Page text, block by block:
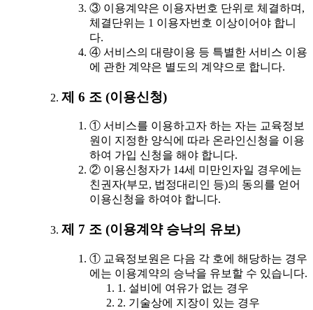
③ 이용계약은 이용자번호 단위로 체결하며,
체결단위는 1 이용자번호 이상이어야 합니
다.
④ 서비스의 대량이용 등 특별한 서비스 이용
에 관한 계약은 별도의 계약으로 합니다.
제 6 조 (이용신청)
① 서비스를 이용하고자 하는 자는 교육정보
원이 지정한 양식에 따라 온라인신청을 이용
하여 가입 신청을 해야 합니다.
② 이용신청자가 14세 미만인자일 경우에는
친권자(부모, 법정대리인 등)의 동의를 얻어
이용신청을 하여야 합니다.
제 7 조 (이용계약 승낙의 유보)
① 교육정보원은 다음 각 호에 해당하는 경우
에는 이용계약의 승낙을 유보할 수 있습니다.
1. 설비에 여유가 없는 경우
2. 기술상에 지장이 있는 경우